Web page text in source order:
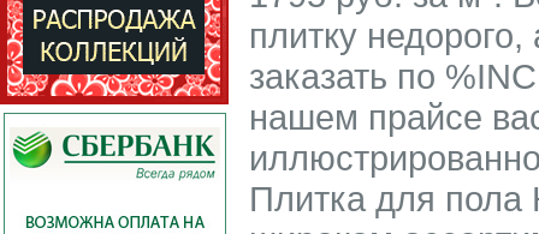
плитку
заказать по
нашем прайсе
Плитка для